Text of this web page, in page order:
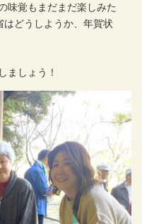
味覚もまだまだ楽しみた
どうしようか、年賀状
ましょう！